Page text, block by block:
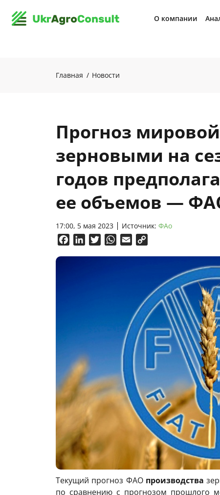
О компании
Главная Новости
Прогноз
зерновыми на
годов
ее объемов —
17:00, 5 мая 2023 Источник: ФАо
FacebookLinkedInTwitterWhatsApp
Email
Текущий прогноз ФАО производства
по сравнению с прогнозом прошлого